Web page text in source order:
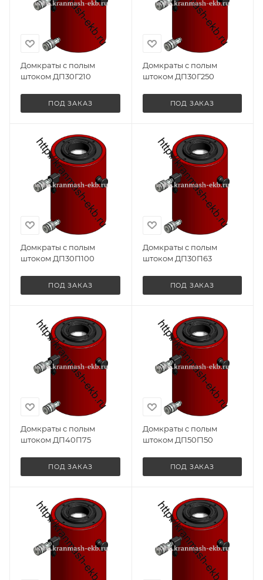
Домкраты с полым
штоком ДП30Г210
ПОД ЗАКАЗ
Домкраты с полым
штоком ДП30Г250
ПОД ЗАКАЗ
Домкраты с полым
штоком ДП30П100
ПОД ЗАКАЗ
Домкраты с полым
штоком ДП30П63
ПОД ЗАКАЗ
Домкраты с полым
штоком ДП40П75
ПОД ЗАКАЗ
Домкраты с полым
штоком ДП50Г150
ПОД ЗАКАЗ